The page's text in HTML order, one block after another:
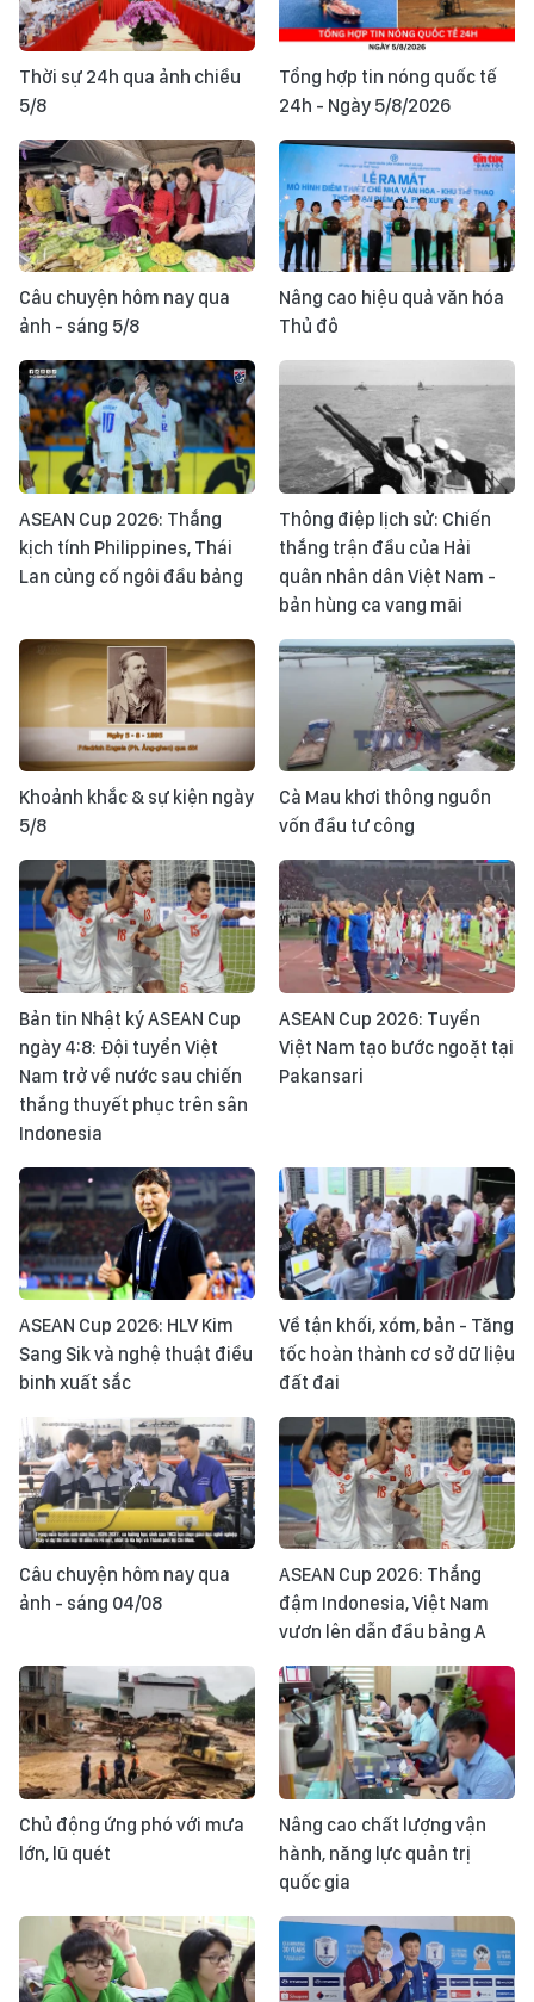
Thời sự 24h qua ảnh chiều
5/8
Tổng hợp tin nóng quốc tế
24h - Ngày 5/8/2026
Câu chuyện hôm nay qua
ảnh - sáng 5/8
Nâng cao hiệu quả văn hóa
Thủ đô
ASEAN Cup 2026: Thắng
kịch tính Philippines, Thái
Lan củng cố ngôi đầu bảng
Thông điệp lịch sử: Chiến
thắng trận đầu của Hải
quân nhân dân Việt Nam -
bản hùng ca vang mãi
Khoảnh khắc & sự kiện ngày
5/8
Cà Mau khơi thông nguồn
vốn đầu tư công
Bản tin Nhật ký ASEAN Cup
ngày 4:8: Đội tuyển Việt
Nam trở về nước sau chiến
thắng thuyết phục trên sân
Indonesia
ASEAN Cup 2026: Tuyển
Việt Nam tạo bước ngoặt tại
Pakansari
ASEAN Cup 2026: HLV Kim
Sang Sik và nghệ thuật điều
binh xuất sắc
Về tận khối, xóm, bản - Tăng
tốc hoàn thành cơ sở dữ liệu
đất đai
Câu chuyện hôm nay qua
ảnh - sáng 04/08
ASEAN Cup 2026: Thắng
đậm Indonesia, Việt Nam
vươn lên dẫn đầu bảng A
Chủ động ứng phó với mưa
lớn, lũ quét
Nâng cao chất lượng vận
hành, năng lực quản trị
quốc gia